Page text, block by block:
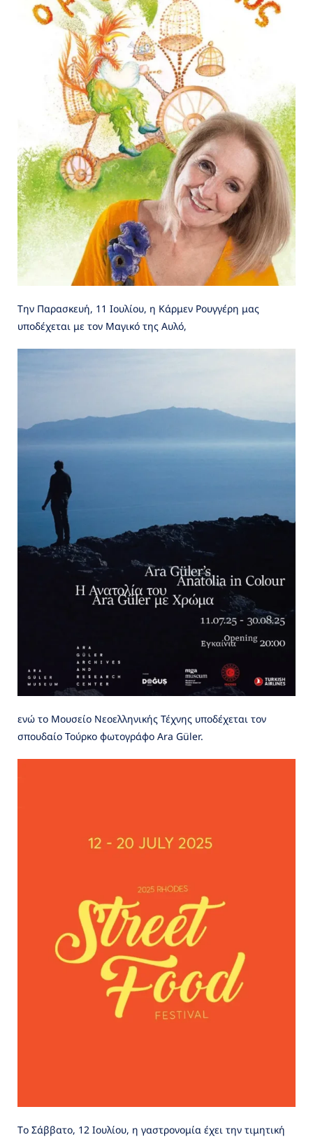
Την Παρασκευή, 11 Ιουλίου, η Κάρμεν Ρουγγέρη μας
υποδέχεται με τον Μαγικό της Αυλό,
ενώ το Μουσείο Νεοελληνικής Τέχνης υποδέχεται τον
σπουδαίο Τούρκο φωτογράφο Ara Güler.
Τo Σάββατο, 12 Ιουλίου, η γαστρονομία έχει την τιμητική